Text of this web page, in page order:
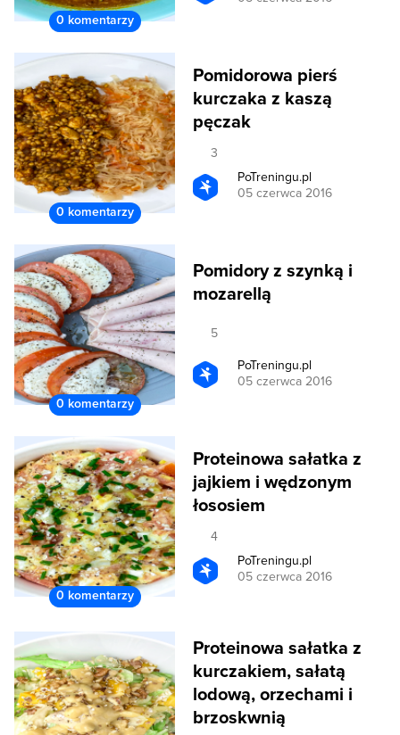
0 komentarzy
0 komentarzy
Pomidorowa pierś
kurczaka z kaszą
pęczak
3
PoTreningu.pl
05 czerwca 2016
0 komentarzy
Pomidory z szynką i
mozarellą
5
PoTreningu.pl
05 czerwca 2016
0 komentarzy
Proteinowa sałatka z
jajkiem i wędzonym
łososiem
4
PoTreningu.pl
05 czerwca 2016
Proteinowa sałatka z
kurczakiem, sałatą
lodową, orzechami i
brzoskwnią